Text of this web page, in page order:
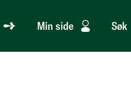
Min side Søk